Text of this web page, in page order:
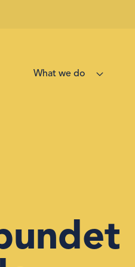
Hvad vi gør